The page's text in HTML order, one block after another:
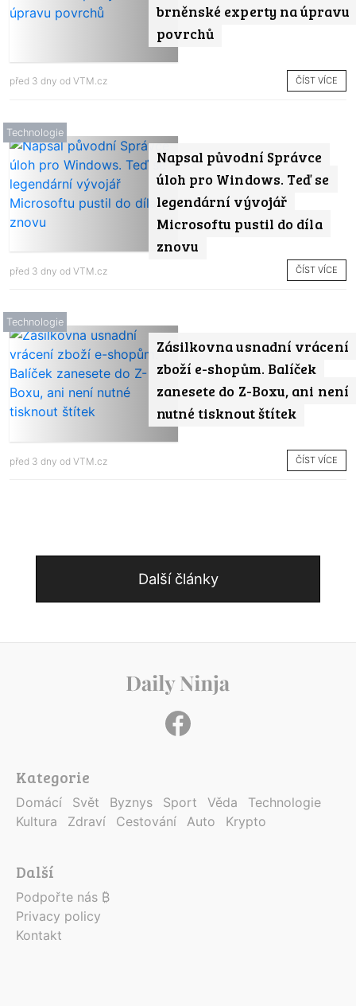
brněnské experty na úpravu
povrchů
před 3 dny od VTM.cz ČÍST VÍCE
Napsal původní Správce
úloh pro Windows. Teď se
legendární vývojář
Microsoftu pustil do díla
znovu
Technologie
před 3 dny od VTM.cz ČÍST VÍCE
Zásilkovna usnadní vrácení
zboží e-shopům. Balíček
zanesete do Z-Boxu, ani není
nutné tisknout štítek
Technologie
před 3 dny od VTM.cz ČÍST VÍCE
Další články
Kategorie
Domácí Svět Byznys Sport Věda
Technologie
Kultura
Zdraví Cestování Auto Krypto
Další
Podpořte nás ₿
Privacy policy
Kontakt